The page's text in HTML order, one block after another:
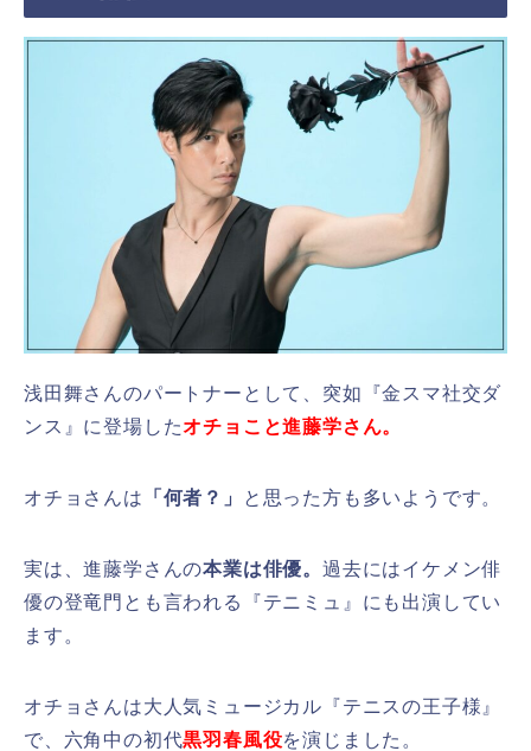
浅田舞さんのパートナーとして、突如『金スマ社交ダ
ンス』に登場したオチョこと進藤学さん。
オチョさんは 「何者？」 と思った方も多いようです。
実は、進藤学さんの本業は俳優。過去にはイケメン俳
優の登竜門とも言われる『テニミュ』にも出演してい
ます。
オチョさんは大人気ミュージカル『テニスの王子様』
で、六角中の初代黒羽春風役を演じました。